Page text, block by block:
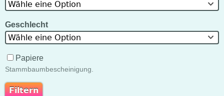
Wähle eine Option
Geschlecht
Wähle eine Option
Papiere
Stammbaumbescheinigung.